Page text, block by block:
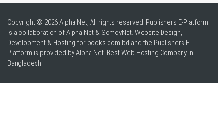
Copyright © 2026 Alpha Net, All rights reserved. Publishers E-Platform
is a collaboration of Alpha Net & SomoyNet. Website Design,
Development & Hosting for books.com.bd and the Publishers E-
Platform is provided by Alpha Net. BestWeb Hosting Company in
Bangladesh.